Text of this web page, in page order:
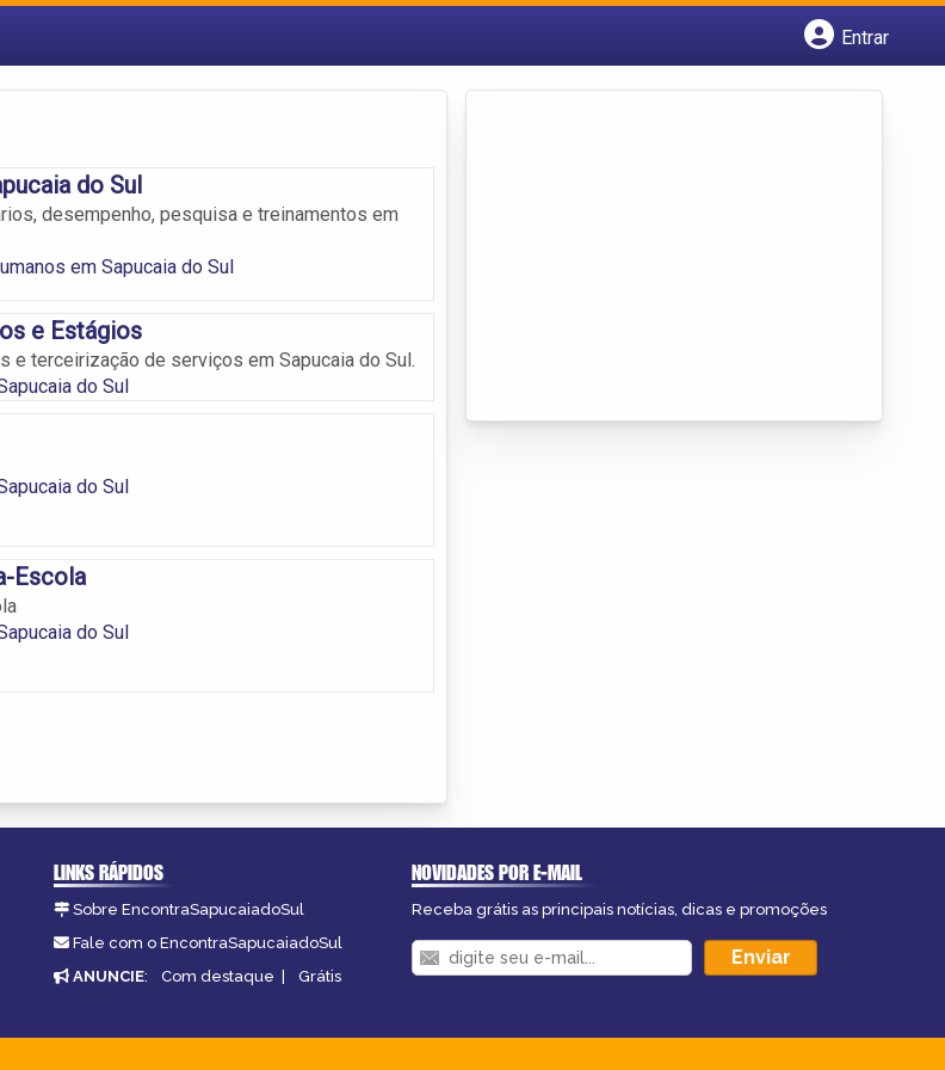
Entrar
do Sul
desempenho, pesquisa e treinamentos em
em Sapucaia do Sul
e Estágios
e terceirização de serviços em Sapucaia do Sul.
do Sul
do Sul
Escola
do Sul
LINKS RÁPIDOS
Sobre EncontraSapucaiadoSul
Fale com o EncontraSapucaiadoSul
ANUNCIE: Com destaque | Grátis
NOVIDADES POR E-MAIL
Receba grátis as principais notícias, dicas e promoções